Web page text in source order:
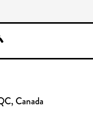
Canada